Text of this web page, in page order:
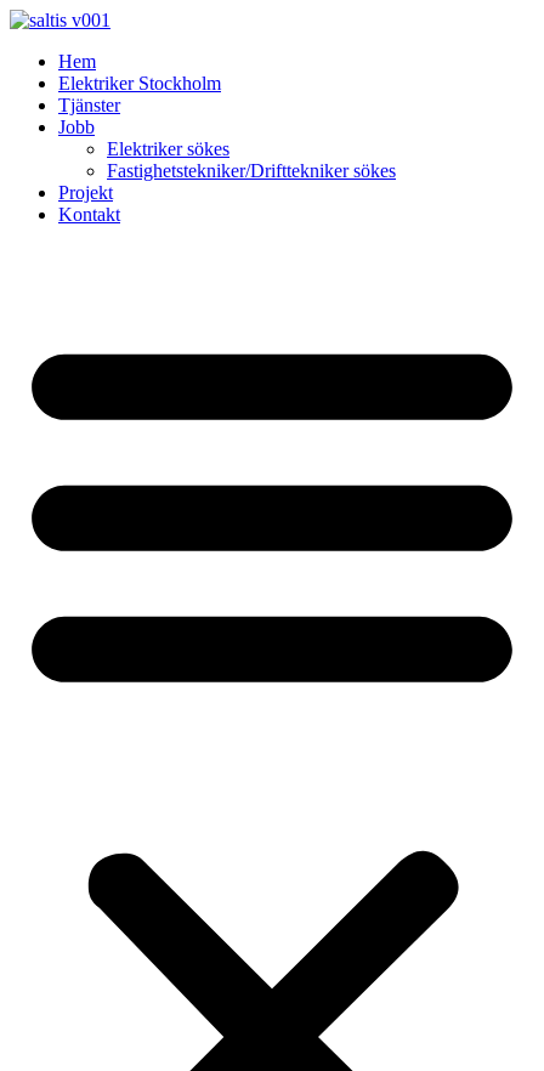
Skip
contentHem
Elektriker Stockholm
Tjänster
Jobb
Elektriker sökes
Fastighetstekniker/Drifttekniker sökes
Projekt
Kontakt